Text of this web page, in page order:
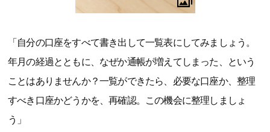
「自分の口座をすべて書き出して一覧表にしてみましょう。
年月の経過とともに、なぜか通帳が増えてしまった、という
ことはありませんか？一覧ができたら、必要な口座か、整理
すべき口座かどうかを、再確認。この機会に整理しましょ
う」